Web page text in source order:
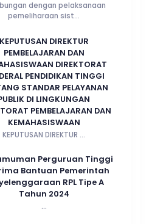
dengan pelaksanaan
pemeliharaan sist...
KEPUTUSAN DIREKTUR
PEMBELAJARAN DAN
DIREKTORAT
PENDIDIKAN TINGGI
STANDAR PELAYANAN
DI LINGKUNGAN
PEMBELAJARAN DAN
KEMAHASISWAAN
KEPUTUSAN DIREKTUR ...
Perguruan Tinggi
Bantuan Pemerintah
RPL Tipe A
Tahun 2024
...